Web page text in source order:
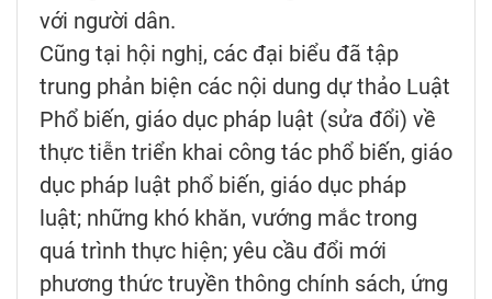
với người dân.
Cũng tại hội nghị, các đại biểu đã tập
trung phản biện các nội dung dự thảo Luật
Phổ biến, giáo dục pháp luật (sửa đổi) về
thực tiễn triển khai công tác phổ biến, giáo
dục pháp luật phổ biến, giáo dục pháp
luật; những khó khăn, vướng mắc trong
quá trình thực hiện; yêu cầu đổi mới
phương thức truyền thông chính sách, ứng